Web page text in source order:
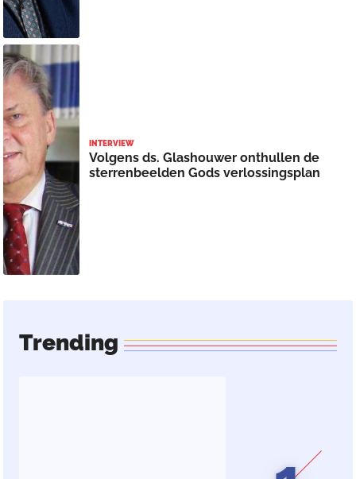
INTERVIEW
Volgens ds. Glashouwer onthullen de
sterrenbeelden Gods verlossingsplan
Trending